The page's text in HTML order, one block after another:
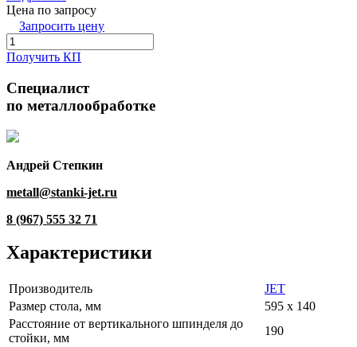
Цена по запросу
Запросить цену
Получить КП
Специалист
по металлообработке
Андрей Степкин
metall@stanki-jet.ru
8 (967) 555 32 71
Характеристики
Производитель
JET
Размер стола, мм
595 x 140
Расстояние от вертикального шпинделя до
стойки, мм
190